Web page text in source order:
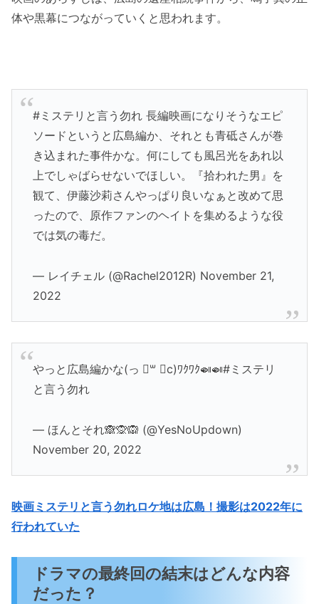
体や黒幕につながっていくと思われます。
#ミステリと言う勿れ 長編映画になりそうなエピ
ソードというと広島編か、それとも青砥さんが巻
き込まれた事件かな。何にしても風呂光をあれ以
上でしゃばらせないでほしい。『拾われた男』を
観て、伊藤沙莉さんやっぱり良いなぁと改めて思
ったので、原作ファンのヘイトを集めるような役
では気の毒だ。
— レイチェル (@Rachel2012R) November 21,
2022
やっと広島編かな(っ ॑꒳ ॑c)ﾜｸﾜｸ🍛🍛#ミステリ
と言う勿れ
— ほんとそれ🙈🙊🙉 (@YesNoUpdown)
November 20, 2022
映画ミステリと言う勿れロケ地は広島！撮影は2022年に
行われていた
ドラマの最終回の結末はどんな内容
だった？